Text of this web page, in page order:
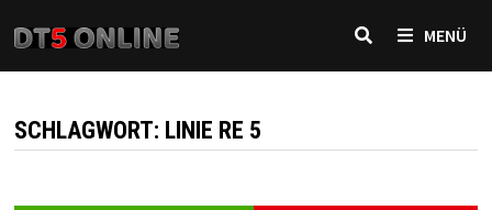
zum
Inhalt
MENÜ
SCHLAGWORT: LINIE RE 5